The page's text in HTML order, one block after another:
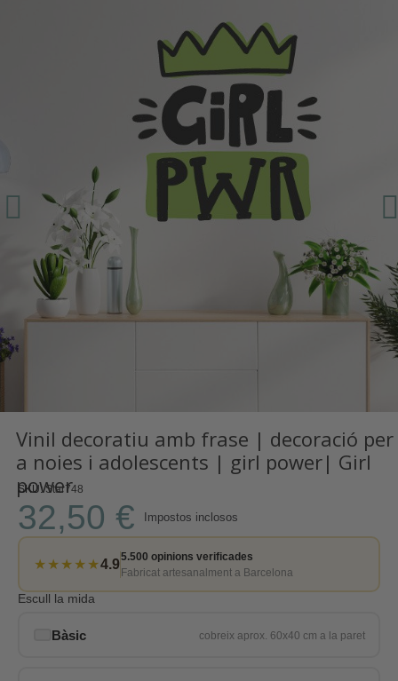
Vinil decoratiu amb frase | decoració per
a noies i adolescents | girl power| Girl
power
SKU Star748
32,50 € Impostos inclosos
★★★★★4.9
5.500 opinions verificades
Fabricat artesanalment a Barcelona
Escull la mida
Bàsic